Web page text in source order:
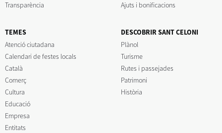
Transparència
Ajuts i bonificacions
TEMES
Atenció ciutadana
Calendari de festes locals
Català
Comerç
Cultura
Educació
Empresa
Entitats
DESCOBRIR SANT CELONI
Plànol
Turisme
Rutes i passejades
Patrimoni
Història